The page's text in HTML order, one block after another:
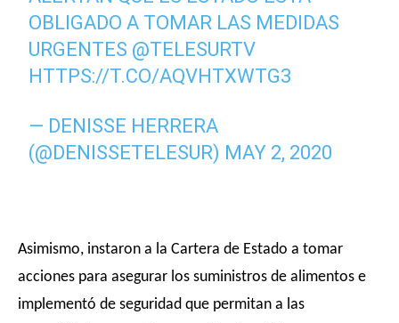
OBLIGADO A TOMAR LAS MEDIDAS
URGENTES @TELESURTV
HTTPS://T.CO/AQVHTXWTG3
— DENISSE HERRERA
(@DENISSETELESUR) MAY 2, 2020
Asimismo, instaron a la Cartera de Estado a tomar
acciones para asegurar los suministros de alimentos e
implementó de seguridad que permitan a las